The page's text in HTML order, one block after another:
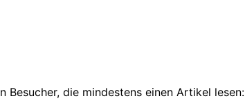
Besucher, die mindestens einen Artikel lesen: